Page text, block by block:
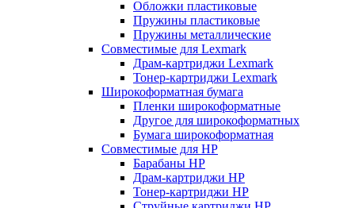
Обложки пластиковые
Пружины пластиковые
Пружины металлические
Совместимые для Lexmark
Драм-картриджи Lexmark
Тонер-картриджи Lexmark
Широкоформатная бумага
Пленки широкоформатные
Другое для широкоформатных
Бумага широкоформатная
Совместимые для HP
Барабаны HP
Драм-картриджи HP
Тонер-картриджи HP